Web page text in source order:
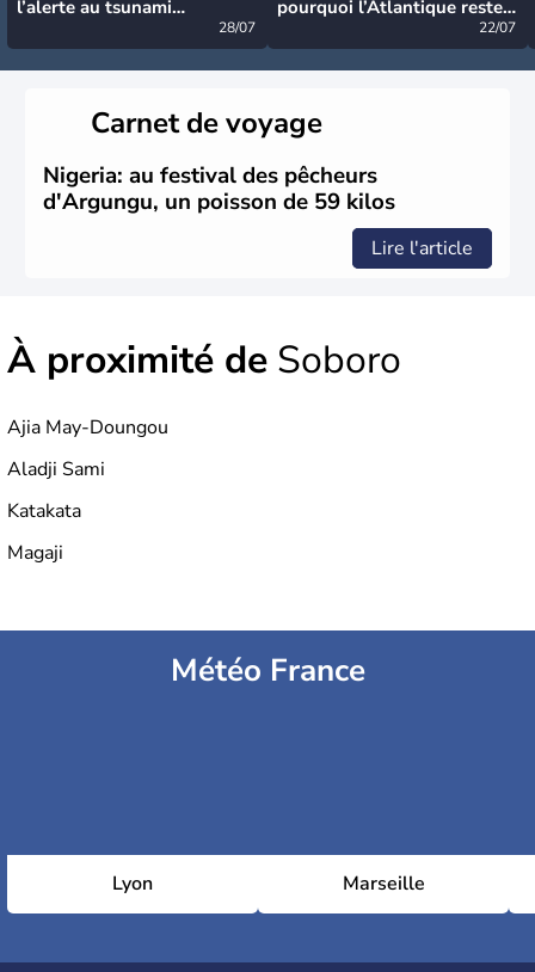
l’alerte au tsunami
28/07
pourquoi l’Atlantique reste
22/07
Carnet de voyage
Nigeria: au festival des pêcheurs
d'Argungu, un poisson de 59 kilos
Lire l'article
À proximité de Soboro
Ajia May-Doungou
Aladji Sami
Katakata
Magaji
Météo France
Lyon Marseille